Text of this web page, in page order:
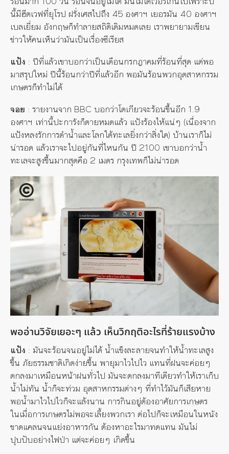
นี้มีฮีตเวฟที่ยุโรป ฝรั่งเศสไปถึง 45 องศาฯ เยอรมัน 40 องศาฯ
เบลเยี่ยม อังกฤษก็ทำลายสถิติเดิมหมดเลย เราพยายามเขียน
ข่าวให้คนเห็นว่ามันเป็นเรื่องซีเรียส
แป้ง : ปีที่แล้วเขาบอกว่าเป็นเดือนกรกฎาคมที่ร้อนที่สุด แต่พอ
มาสรุปใหม่ ปีนี้ร้อนกว่าปีที่แล้วอีก พอมันร้อนพวกอุตสาหกรรม
เกษตรก็ทำไม่ได้
จอย : รายงานจาก BBC บอกว่าโตเกียวจะร้อนขึ้นอีก 1.9
องศาฯ เท่านี้ปะการังก็ตายหมดแล้ว แป้งร้องไห้แน่ๆ (เนื่องจาก
แป้งหลงรักการดำน้ำและโลกใต้ทะเลยิ่งกว่าสิ่งใด) บ้านเราก็ไม่
น่ารอด แล้วเราจะไปอยู่กันที่ไหนกัน ปี 2100 เขาบอกว่าน้ำ
ทะเลจะสูงขึ้นมากสุดคือ 2 เมตร กรุงเทพก็ไม่น่ารอด
พออ่านวิจัยเยอะๆ แล้ว เห็นวิกฤติอะไรที่ร้ายแรงบ้าง
แป้ง : มันจะร้อนจนอยู่ไม่ได้ น้ำแข็งละลายจนทำให้น้ำทะเลสูง
ขึ้น ภัยธรรมชาติเกิดง่ายขึ้น พายุมาไวไปไว แทนที่ฝนจะค่อยๆ
ตกลงมาเหมือนหน้าฝนทั่วไป มันจะตกลงมาทีเดียวทำให้เราเก็บ
น้ำไม่ทัน น้ำก็จะท่วม อุตสาหกรรมต่างๆ ที่ทำไว้มันก็เสียหาย
พอน้ำมาไวไปไวก็จะแล้งนาน การกินอยู่ต้องอาศัยการเกษตร
ในเมื่อการเกษตรไม่พอจะเลี้ยงพวกเรา ต่อไปก็จะเหมือนในหนัง
ขาดแคลนจนแย่งอาหารกัน ต้องหาอะไรมาทดแทน มันไม่
ปุบปับอย่างไฟป่า แต่จะค่อยๆ เกิดขึ้น